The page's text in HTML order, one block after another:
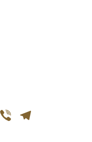
WhatsApp
Viber